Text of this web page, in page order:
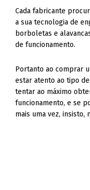
Cada fabricante
a sua tecnologia de
borboletas e
de funcionamento.
Portanto ao comprar
estar atento ao tipo
tentar ao máximo
funcionamento, e se
mais uma vez,